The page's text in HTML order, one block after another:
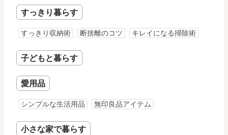
すっきり暮らす
すっきり収納術 断捨離のコツ キレイになる掃除術
子どもと暮らす
愛用品
シンプルな生活用品 無印良品アイテム
小さな家で暮らす